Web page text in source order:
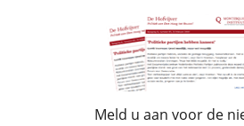
Meld u aan voor de